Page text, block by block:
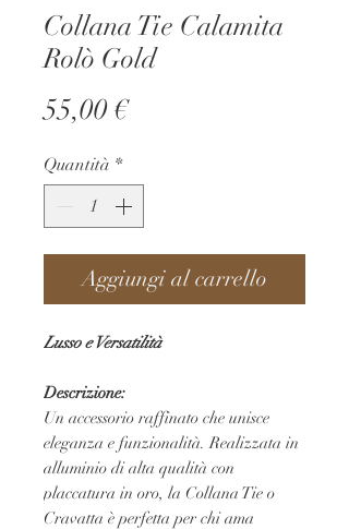
Collana Tie Calamita
Rolò Gold
55,00 €Prezzo
Quantità *
Aggiungi al carrello
Lusso e Versatilità
Descrizione:
Un accessorio raffinato che unisce
eleganza e funzionalità. Realizzata in
alluminio di alta qualità con
placcatura in oro, la Collana Tie o
Cravatta è perfetta per chi ama